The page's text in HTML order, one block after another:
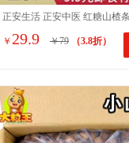
正安生活 正安中医 红糖山楂
楂块酸甜开胃口感浓郁
￥ 29.9 ￥79 （3.8折）